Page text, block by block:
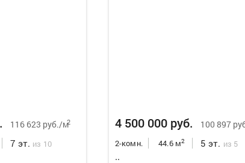
116 623 руб./м2
7 эт. из 10
4 500 000 руб. 100 897
2-комн. 44.6 м2 5 эт. из 5
..